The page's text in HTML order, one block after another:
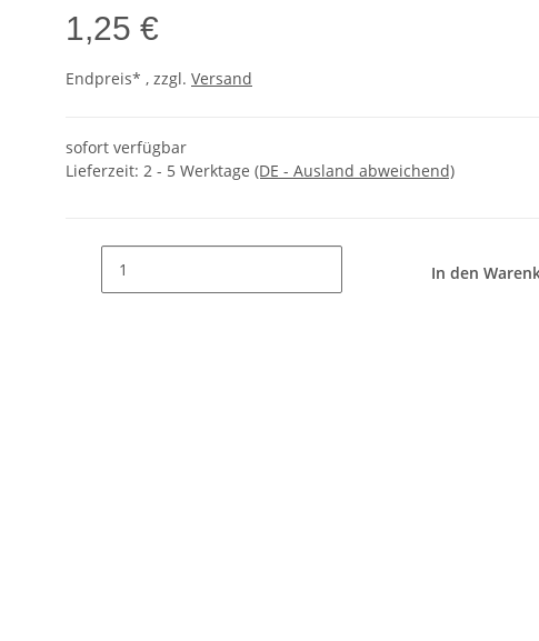
1,25 €
Endpreis* , zzgl. Versand
sofort verfügbar
Lieferzeit: 2 - 5 Werktage (DE - Ausland abweichend)
In den